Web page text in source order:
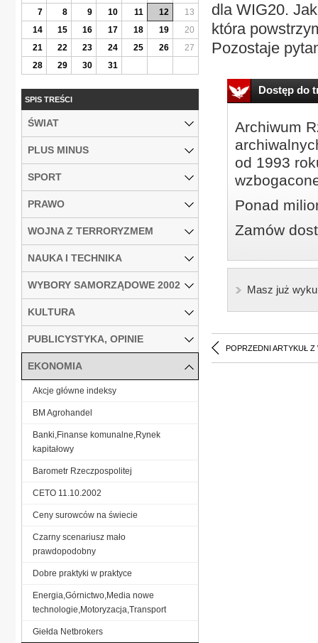
dla WIG20.
która
Pozostaje
Dostęp do
Archiwum
od 1993
Ponad
Zamów
Masz już
POPRZEDNI ARTYKUŁ Z
7
8 9 10 11 12
13
14
15 16 17 18 19
20
21
22 23 24 25 26
27
28
29 30 31
SPIS TREŚCI
ŚWIAT
PLUS MINUS
SPORT
PRAWO
WOJNA Z TERRORYZMEM
NAUKA I TECHNIKA
WYBORY SAMORZĄDOWE 2002
KULTURA
PUBLICYSTYKA, OPINIE
EKONOMIA
Akcje główne indeksy
BM Agrohandel
Banki,Finanse komunalne,Rynek
kapitałowy
Barometr Rzeczpospolitej
CETO 11.10.2002
Ceny surowców na świecie
Czarny scenariusz mało
prawdopodobny
Dobre praktyki w praktyce
Energia,Górnictwo,Media nowe
technologie,Motoryzacja,Transport
Giełda Netbrokers